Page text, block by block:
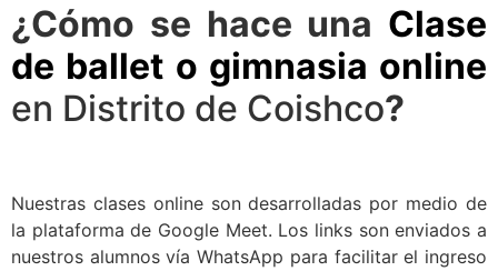
¿Cómo se hace una Clase
de ballet o gimnasia online
en Distrito de Coishco?
Nuestras clases online son desarrolladas por medio de
la plataforma de Google Meet. Los links son enviados a
nuestros alumnos vía WhatsApp para facilitar el ingreso